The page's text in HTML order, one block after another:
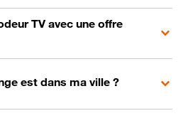
TV avec une offre
est dans ma ville ?